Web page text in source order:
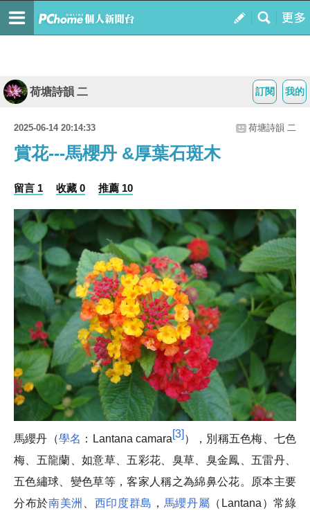
我的
訂閱
荷塘詩韻 二
2025-06-14 20:14:33 荷塘詩韻 二
賞花---馬櫻丹 &厚葉石斑木
留言 1 收藏 0 推薦 10
馬纓丹 （學名 ： Lantana camara[3]），別稱五色梅
七色
梅
五龍蘭 、如意草 五彩花 臭草 臭金鳳 五雷丹
五色繡球
變色草等，客家人稱之為綿鼻公花。原本主要
分布於南美洲 西印度群島 ， 馬纓丹屬 （ Lantana ）常綠